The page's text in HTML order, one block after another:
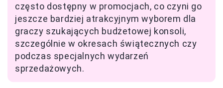
często dostępny w promocjach, co czyni go
jeszcze bardziej atrakcyjnym wyborem dla
graczy szukających budżetowej konsoli,
szczególnie w okresach świątecznych czy
podczas specjalnych wydarzeń
sprzedażowych.